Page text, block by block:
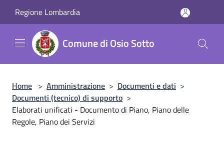
Regione Lombardia
Comune di Osio Sotto
Home > Amministrazione > Documenti e dati >
Documenti (tecnico) di supporto >
Elaborati unificati - Documento di Piano, Piano delle
Regole, Piano dei Servizi